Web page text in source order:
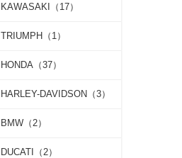
KAWASAKI（17）
TRIUMPH（1）
HONDA（37）
HARLEY-DAVIDSON（3）
BMW（2）
DUCATI（2）